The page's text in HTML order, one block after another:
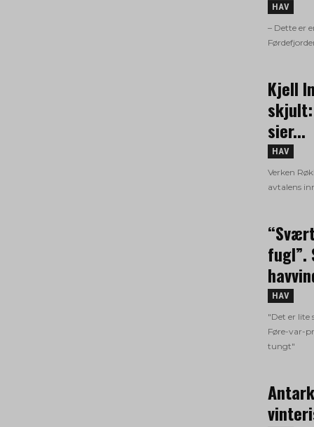
HAV
– Dette er
Kjell
sier...
HAV
Verken
avtalens
fugl”.
HAV
"Det er lite
Føre-var-
tungt"